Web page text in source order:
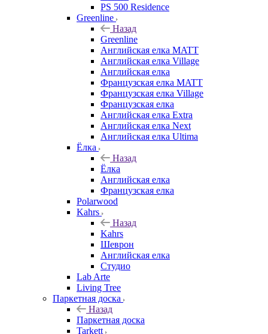
PS 500 Residence
Greenline
Назад
Greenline
Английская елка MATT
Английская елка Village
Английская елка
Французская елка MATT
Французская елка Village
Французская елка
Английская елка Extra
Английская елка Next
Английская елка Ultima
Ёлка
Назад
Ёлка
Английская елка
Французская елка
Polarwood
Kahrs
Назад
Kahrs
Шеврон
Английская елка
Студио
Lab Arte
Living Tree
Паркетная доска
Назад
Паркетная доска
Tarkett